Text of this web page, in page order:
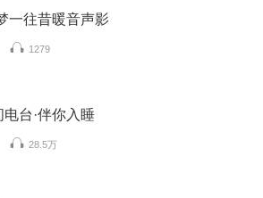
一往昔暖音声影
1279
台·伴你入睡
28.5万